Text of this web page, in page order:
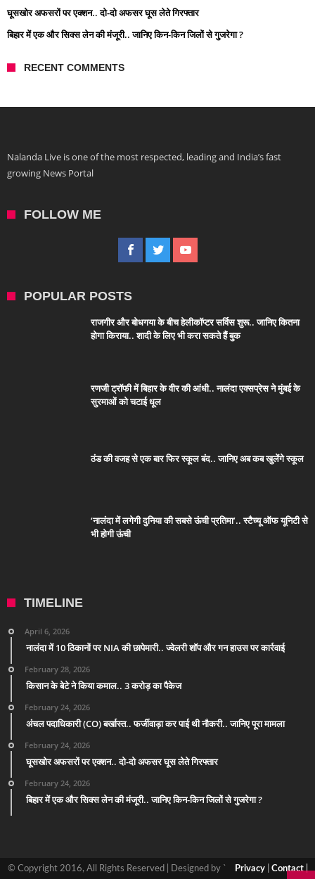
घूसखोर अफसरों पर एक्शन.. दो-दो अफसर घूस लेते गिरफ्तार
बिहार में एक और सिक्स लेन की मंजूरी.. जानिए किन-किन जिलों से गुजरेगा ?
RECENT COMMENTS
Nalanda Live is one of the most respected, leading and India’s fast
growing News Portal
FOLLOW ME
POPULAR POSTS
राजगीर और बोधगया के बीच हेलीकॉप्टर सर्विस शुरू.. जानिए कितना
होगा किराया.. शादी के लिए भी करा सकते हैं बुक
रणजी ट्रॉफी में बिहार के वीर की आंधी.. नालंदा एक्सप्रेस ने मुंबई के
सुरमाओं को चटाई धूल
ठंड की वजह से एक बार फिर स्कूल बंद.. जानिए अब कब खुलेंगे स्कूल
‘नालंदा में लगेगी दुनिया की सबसे ऊंची प्रतिमा’.. स्टैच्यू ऑफ यूनिटी से
भी होगी ऊंची
TIMELINE
April 6, 2026
नालंदा में 10 ठिकानों पर NIA की छापेमारी.. ज्वेलरी शॉप और गन हाउस पर कार्रवाई
February 28, 2026
किसान के बेटे ने किया कमाल.. 3 करोड़ का पैकेज
February 24, 2026
अंचल पदाधिकारी (CO) बर्खास्त.. फर्जीवाड़ा कर पाई थी नौकरी.. जानिए पूरा मामला
February 24, 2026
घूसखोर अफसरों पर एक्शन.. दो-दो अफसर घूस लेते गिरफ्तार
February 24, 2026
बिहार में एक और सिक्स लेन की मंजूरी.. जानिए किन-किन जिलों से गुजरेगा ?
© Copyright 2016, All Rights Reserved | Designed by ` Privacy| Contact |